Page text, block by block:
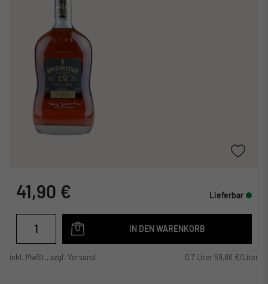
41,90 € Lieferbar
IN DEN WARENKORB
inkl. MwSt., zzgl. Versand 0,7 Liter 59,86 €/Liter